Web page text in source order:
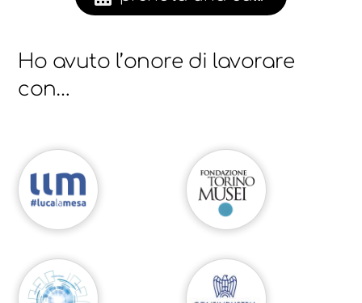
Ho avuto l’onore di lavorare
con…